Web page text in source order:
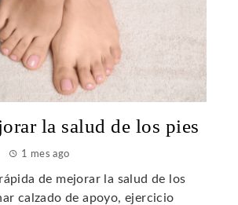
la salud de los pies
1 mes ago
de mejorar la salud de los
calzado de apoyo, ejercicio